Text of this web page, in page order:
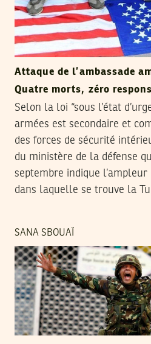
Attaque de l’ambassade
Quatre morts, zéro
Selon la loi “sous l’état
armées est secondaire et
des forces de sécurité
du ministère de la défense
septembre indique
dans laquelle se trouve la
SANA SBOUAÏ